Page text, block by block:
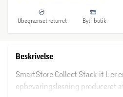
Ubegrænset returret Byt i butik
Beskrivelse
SmartStore Collect Stack-it L er
opbevaringsløsning produceret